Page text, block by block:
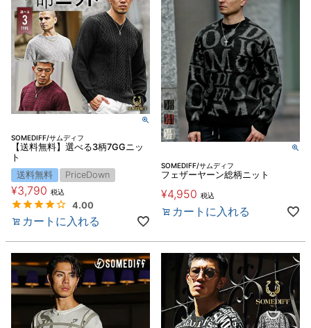
SOMEDIFF/サムディフ
【送料無料】選べる3柄7GGニッ
ト
送料無料
PriceDown
¥3,790 税込
4.00
カートに入れる
SOMEDIFF/サムディフ
フェザーヤーン総柄ニット
¥4,950 税込
カートに入れる